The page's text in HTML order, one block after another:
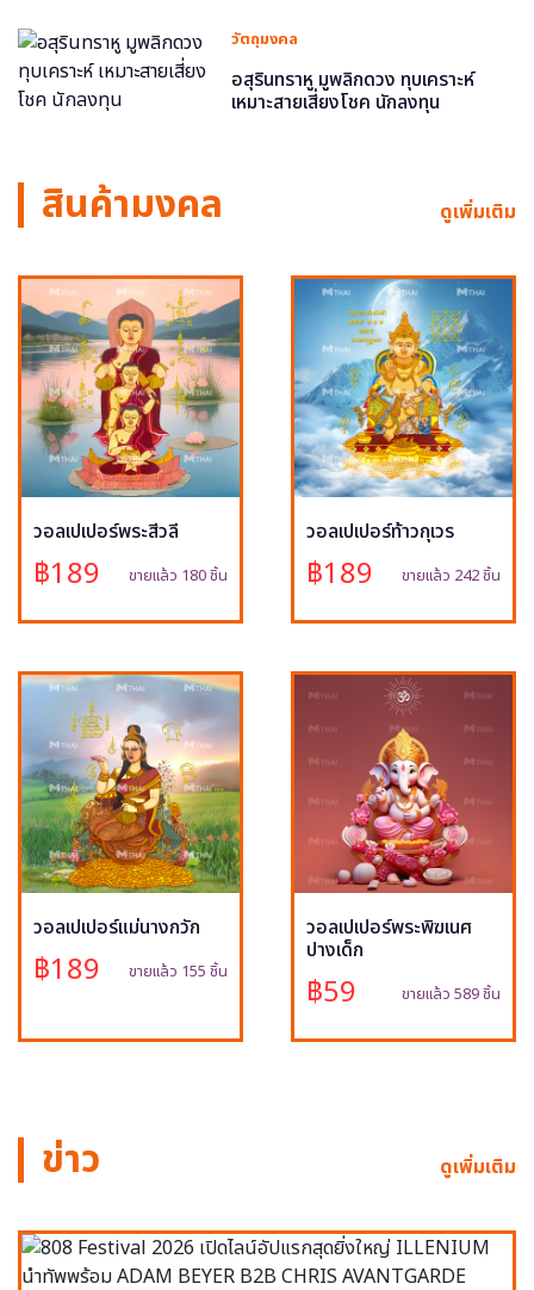
วัตถุมงคล
อสุรินทราหู มูพลิกดวง ทุบเคราะห์
เหมาะสายเสี่ยงโชค นักลงทุน
สินค้ามงคล ดูเพิ่มเติม
วอลเปเปอร์พระสีวลี
฿189 ขายแล้ว 180 ชิ้น
วอลเปเปอร์ท้าวกุเวร
฿189 ขายแล้ว 242 ชิ้น
วอลเปเปอร์แม่นางกวัก
฿189 ขายแล้ว 155 ชิ้น
วอลเปเปอร์พระพิฆเนศ
ปางเด็ก
฿59 ขายแล้ว 589 ชิ้น
ข่าว ดูเพิ่มเติม